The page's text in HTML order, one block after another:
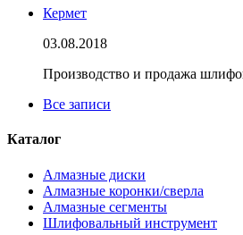
Кермет
03.08.2018
Производство и продажа
Все записи
Каталог
Алмазные диски
Алмазные коронки/сверла
Алмазные сегменты
Шлифовальный инструмент